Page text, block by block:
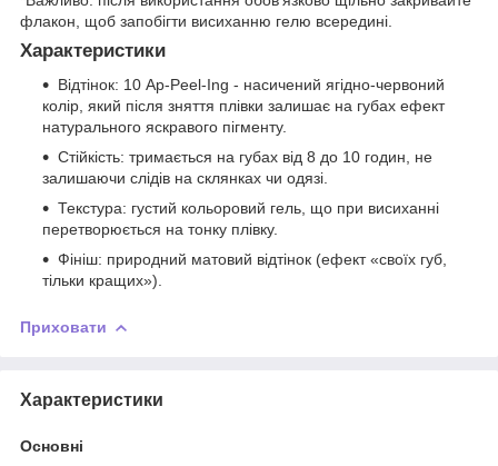
флакон, щоб запобігти висиханню гелю всередині.
Характеристики
Відтінок: 10 Ap-Peel-Ing - насичений ягідно-червоний
колір, який після зняття плівки залишає на губах ефект
натурального яскравого пігменту.
Стійкість: тримається на губах від 8 до 10 годин, не
залишаючи слідів на склянках чи одязі.
Текстура: густий кольоровий гель, що при висиханні
перетворюється на тонку плівку.
Фініш: природний матовий відтінок (ефект «своїх губ,
тільки кращих»).
Приховати
Характеристики
Основні